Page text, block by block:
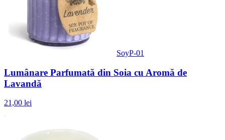
SoyP-01
Lumânare Parfumată din Soia cu Aromă de
Lavandă
21,00 lei